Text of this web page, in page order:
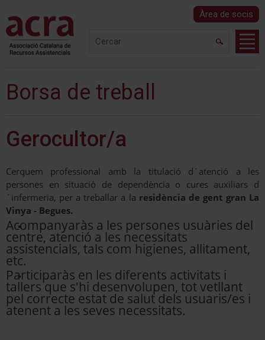
Àrea de socis
Borsa de treball
Gerocultor/a
Cerquem professional amb la titulació d´atenció a les
persones en situació de dependència o cures auxiliars d
´infermeria, per a treballar a la residència de gent gran La
Vinya - Begues.
Acompanyaràs a les persones usuàries del
centre, atenció a les necessitats
assistencials, tals com higienes, allitament,
etc.
Participaràs en les diferents activitats i
tallers que s'hi desenvolupen, tot vetllant
pel correcte estat de salut dels usuaris/es i
atenent a les seves necessitats.